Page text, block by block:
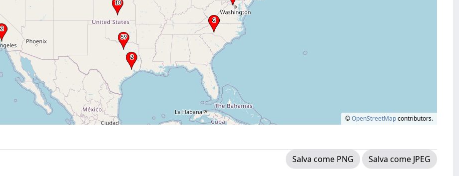
©OpenStreetMapcontributors.
Salva come PNG
Salva come JPEG